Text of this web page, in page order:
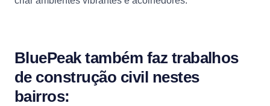
BluePeak também faz trabalhos
de construção civil nestes
bairros: